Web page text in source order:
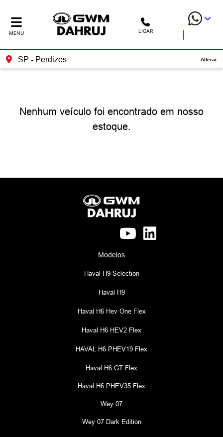
MENU LIGAR
SP - Perdizes Alterar
Nenhum veículo foi encontrado em nosso
estoque.
Modelos
Haval H9 Selection
Haval H9
Haval H6 Hev One Flex
Haval H6 HEV2 Flex
HAVAL H6 PHEV19 Flex
Haval H6 GT Flex
Haval H6 PHEV35 Flex
Wey 07
Wey 07 Dark Edition